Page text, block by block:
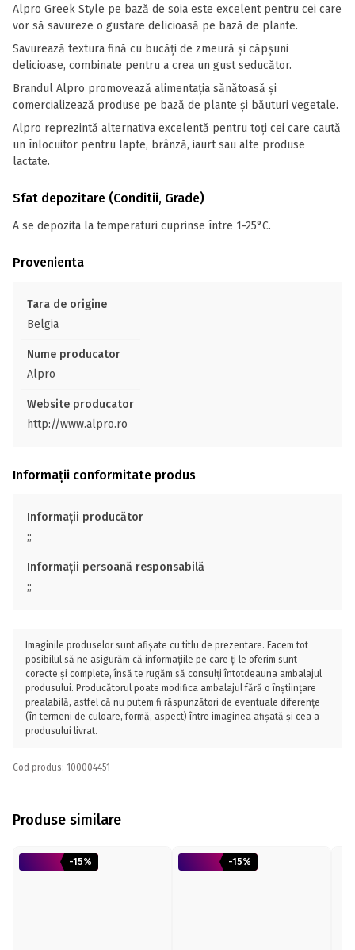
Alpro Greek Style pe bază de soia este excelent pentru cei care
vor să savureze o gustare delicioasă pe bază de plante.
Savurează textura fină cu bucăți de zmeură și căpșuni
delicioase, combinate pentru a crea un gust seducător.
Brandul Alpro promovează alimentația sănătoasă și
comercializează produse pe bază de plante și băuturi vegetale.
Alpro reprezintă alternativa excelentă pentru toți cei care caută
un înlocuitor pentru lapte, brânză, iaurt sau alte produse
lactate.
Sfat depozitare (Conditii, Grade)
A se depozita la temperaturi cuprinse între 1-25°C.
Provenienta
Tara de origine
Belgia
Nume producator
Alpro
Website producator
http://www.alpro.ro
Informații conformitate produs
Informații producător
;;
Informații persoană responsabilă
;;
Imaginile produselor sunt afișate cu titlu de prezentare. Facem tot
posibilul să ne asigurăm că informațiile pe care ți le oferim sunt
corecte și complete, însă te rugăm să consulți întotdeauna ambalajul
produsului. Producătorul poate modifica ambalajul fără o înștiințare
prealabilă, astfel că nu putem fi răspunzători de eventuale diferențe
(în termeni de culoare, formă, aspect) între imaginea afișată și cea a
produsului livrat.
Cod produs: 100004451
Produse similare
-15% -15%